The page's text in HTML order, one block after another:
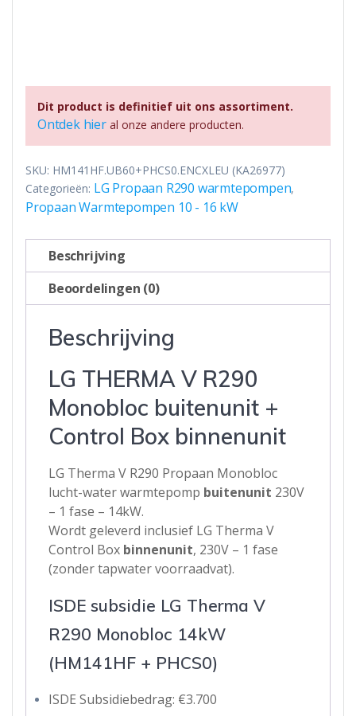
Dit product is definitief uit ons assortiment.
Ontdek hieral onze andere producten.
SKU: HM141HF.UB60+PHCS0.ENCXLEU (KA26977)
Categorieën: LG Propaan R290 warmtepompen,
Propaan Warmtepompen 10 - 16 kW
Beschrijving
Beoordelingen (0)
Beschrijving
LG THERMA V R290
Monobloc buitenunit +
Control Box binnenunit
LG Therma V R290 Propaan Monobloc
lucht-water warmtepomp buitenunit 230V
– 1 fase – 14kW.
Wordt geleverd inclusief LG Therma V
Control Box binnenunit, 230V – 1 fase
(zonder tapwater voorraadvat).
ISDE subsidie LG Therma V
R290 Monobloc 14kW
(HM141HF + PHCS0)
ISDE Subsidiebedrag: €3.700